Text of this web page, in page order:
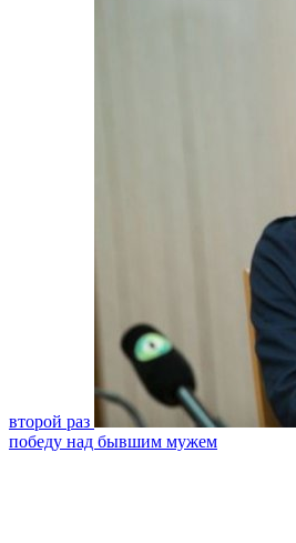
второй раз
победу над бывшим мужем